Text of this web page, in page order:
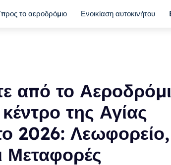
το αεροδρόμιο Ενοικίαση αυτοκινήτου
από το
της Αγίας
2026: Λεωφορείο,
Μεταφορές